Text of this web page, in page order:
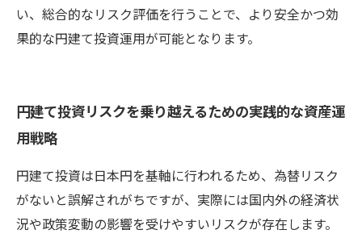
い、総合的なリスク評価を行うことで、より安全かつ効
果的な円建て投資運用が可能となります。
円建て投資リスクを乗り越えるための実践的な資産運
用戦略
円建て投資は日本円を基軸に行われるため、為替リスク
がないと誤解されがちですが、実際には国内外の経済状
況や政策変動の影響を受けやすいリスクが存在します。